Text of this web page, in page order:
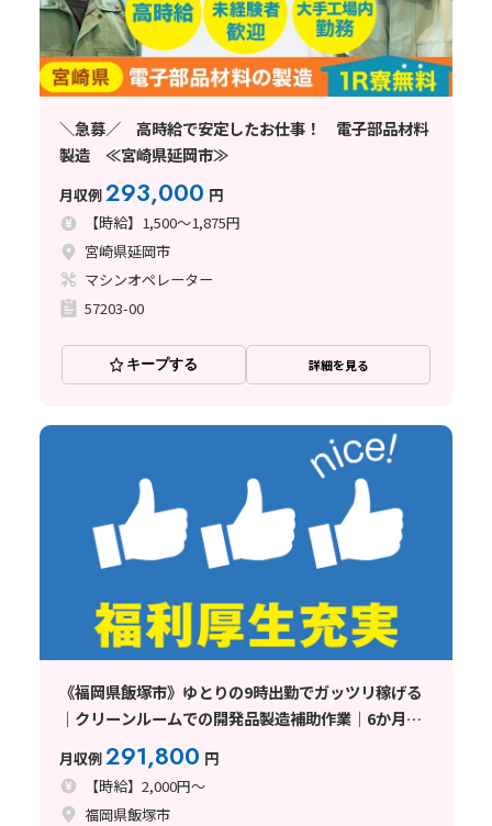
＼急募／ 高時給で安定したお仕事！ 電子部品材料
製造 ≪宮崎県延岡市≫
月収例293,000 円
【時給】1,500～1,875円
宮崎県延岡市
マシンオペレーター
57203-00
キープする 詳細を見る
《福岡県飯塚市》ゆとりの9時出勤でガッツリ稼げる
｜クリーンルームでの開発品製造補助作業｜6か月限
定（短期）
月収例291,800 円
【時給】2,000円～
福岡県飯塚市